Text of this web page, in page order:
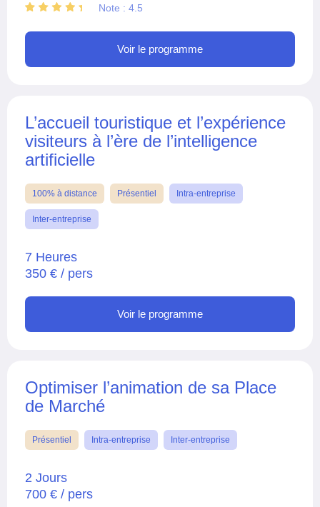
Note : 4.5
Voir le programme
L’accueil touristique et l’expérience
visiteurs à l’ère de l’intelligence
artificielle
100% à distance Présentiel Intra-entreprise
Inter-entreprise
7 Heures
350 € / pers
Voir le programme
Optimiser l’animation de sa Place
de Marché
Présentiel Intra-entreprise Inter-entreprise
2 Jours
700 € / pers